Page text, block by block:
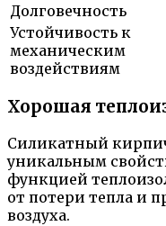
Долговечность
Устойчивость к
механическим
воздействиям
Хорошая
Силикатный
уникальным
функцией
от потери тепла и
воздуха.